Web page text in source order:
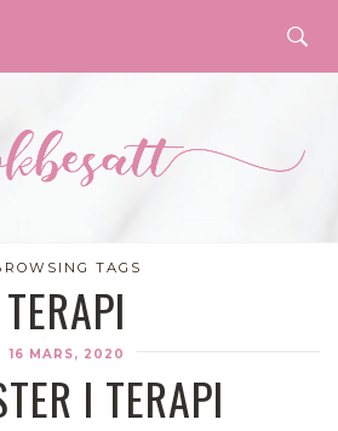
TAGS
TERAPI
16 MARS, 2020
I TERAPI